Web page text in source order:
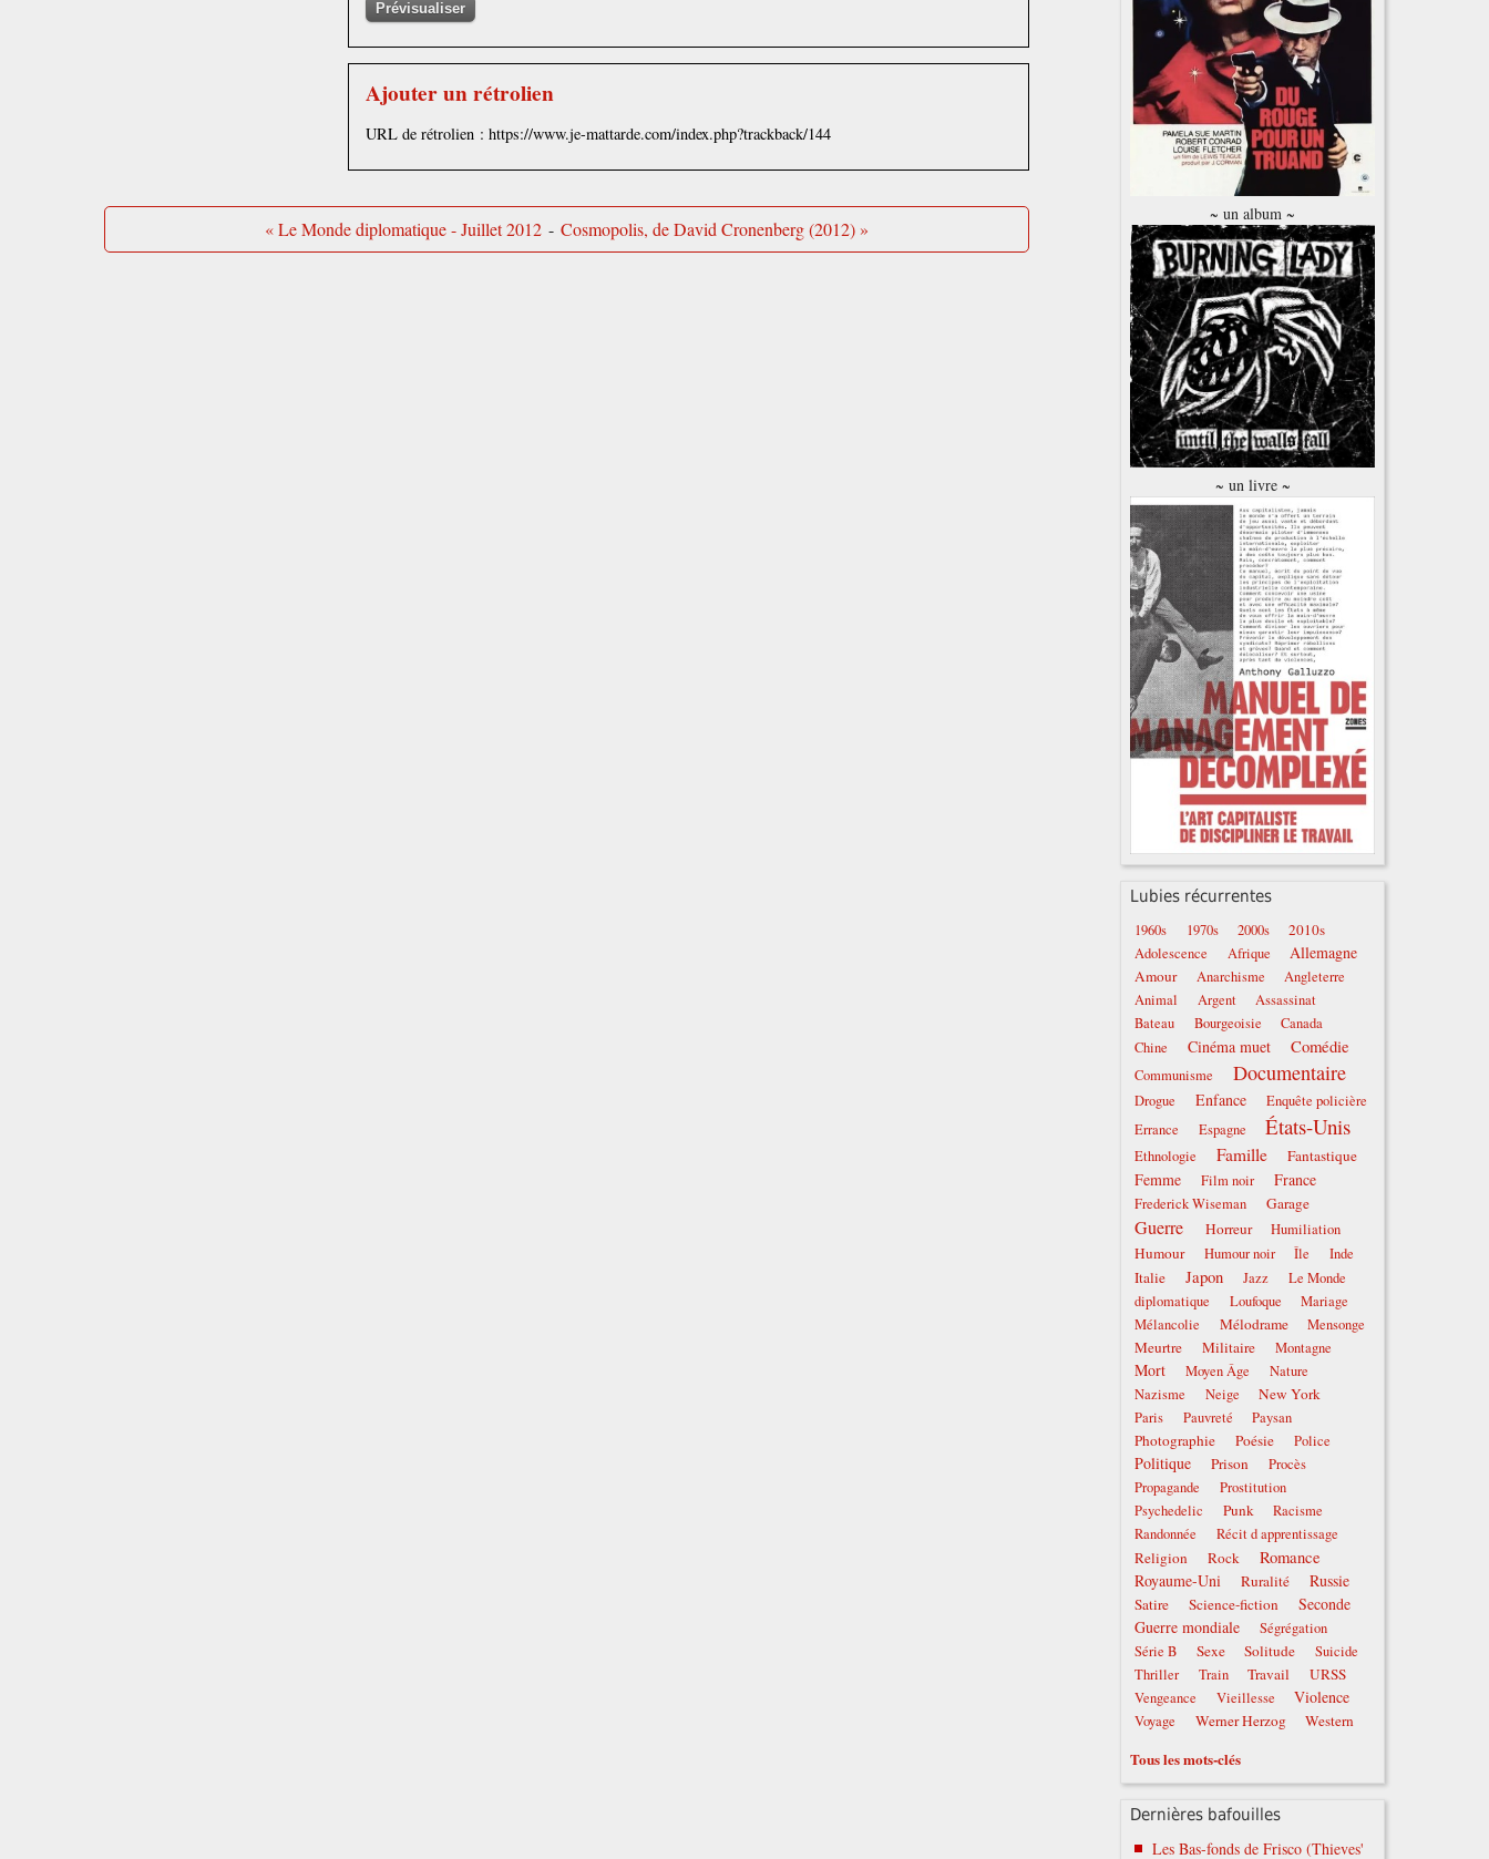
Ajouter un rétrolien
URL de rétrolien : https://www.je-mattarde.com/index.php?trackback/144
« Le Monde diplomatique - Juillet 2012 - Cosmopolis, de David Cronenberg (2012) »
~ un album ~
~ un livre ~
Lubies récurrentes
1960s 1970s 2000s 2010s
Adolescence Afrique Allemagne
Amour Anarchisme
Angleterre
Animal
Argent
Assassinat
Bateau
Bourgeoisie
Canada
Chine
Cinéma muet Comédie
Communisme Documentaire
Drogue Enfance
Enquête policière
Errance
Espagne États-Unis
Ethnologie Famille Fantastique
Femme Film noir France
Frederick Wiseman Garage
Guerre Horreur Humiliation
Humour Humour noir Île Inde
Italie Japon Jazz
Le Monde
diplomatique
Loufoque
Mariage
Mélancolie
Mélodrame Mensonge
Meurtre Militaire Montagne
Mort Moyen Âge
Nature
Nazisme
Neige New York
Paris Pauvreté Paysan
Photographie Poésie Police
Politique Prison
Procès
Propagande
Prostitution
Psychedelic
Punk
Racisme
Randonnée
Récit d apprentissage
Religion Rock Romance
Royaume-Uni Ruralité Russie
Satire Science-fiction
Seconde
Guerre mondiale
Ségrégation
Série B
Sexe Solitude
Suicide
Thriller
Train Travail URSS
Vengeance Vieillesse Violence
Voyage Werner Herzog Western
Tous les mots-clés
Dernières bafouilles
Les Bas-fonds de Frisco (Thieves'